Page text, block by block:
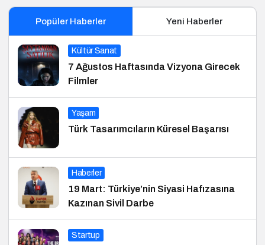
Popüler Haberler Yeni Haberler
Kültür Sanat
7 Ağustos Haftasında Vizyona Girecek
Filmler
Yaşam
Türk Tasarımcıların Küresel Başarısı
Haberler
19 Mart: Türkiye’nin Siyasi Hafızasına
Kazınan Sivil Darbe
Startup